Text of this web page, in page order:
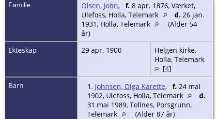
Familie Olsen, John, f. 8 apr. 1876, Værket,
Ulefoss, Holla, Telemark
d. 26 jan.
1931, Holla, Telemark
(Alder 54
år)
Ekteskap
29 apr. 1900
Helgen kirke,
Holla, Telemark
[4]
Barn
1. Johnsen, Olga Karette, f. 24 mai
1902, Ulefoss, Holla, Telemark
d.
31 mai 1989, Tollnes, Porsgrunn,
Telemark
(Alder 87 år)